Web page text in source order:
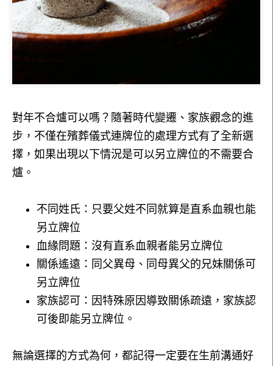
對年不合爐可以嗎？隨著時代變遷、家族觀念的進
步，不僅在殯葬儀式連牌位的處理方式有了全新選
擇，如果出現以下情況是可以另立牌位的不需要合
爐。
不同姓氏：只要父姓不同就算是直系血親也能
另立牌位
血緣問題：沒有直系血親者能另立牌位
關係遙遠：同父異母、同母異父的兄妹關係可
另立牌位
家族認可：因特殊原因導致關係疏遠，家族認
可後即能另立牌位。
無論選擇的方式為何，都記得一定要在生前溝通好